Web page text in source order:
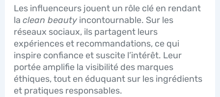
Les influenceurs jouent un rôle clé en rendant
la clean beautyincontournable. Sur les
réseaux sociaux, ils partagent leurs
expériences et recommandations, ce qui
inspire confiance et suscite l’intérêt. Leur
portée amplifie la visibilité des marques
éthiques, tout en éduquant sur les ingrédients
et pratiques responsables.